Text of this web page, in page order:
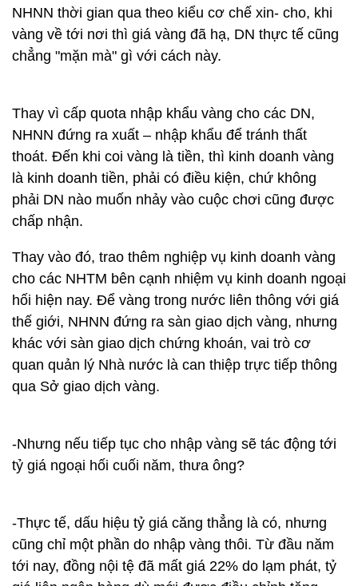
NHNN thời gian qua theo kiểu cơ chế xin- cho, khi
vàng về tới nơi thì giá vàng đã hạ, DN thực tế cũng
chẳng "mặn mà" gì với cách này.
Thay vì cấp quota nhập khẩu vàng cho các DN,
NHNN đứng ra xuất – nhập khẩu để tránh thất
thoát. Đến khi coi vàng là tiền, thì kinh doanh vàng
là kinh doanh tiền, phải có điều kiện, chứ không
phải DN nào muốn nhảy vào cuộc chơi cũng được
chấp nhận.
Thay vào đó, trao thêm nghiệp vụ kinh doanh vàng
cho các NHTM bên cạnh nhiệm vụ kinh doanh ngoại
hối hiện nay. Để vàng trong nước liên thông với giá
thế giới, NHNN đứng ra sàn giao dịch vàng, nhưng
khác với sàn giao dịch chứng khoán, vai trò cơ
quan quản lý Nhà nước là can thiệp trực tiếp thông
qua Sở giao dịch vàng.
-Nhưng nếu tiếp tục cho nhập vàng sẽ tác động tới
tỷ giá ngoại hối cuối năm, thưa ông?
-Thực tế, dấu hiệu tỷ giá căng thẳng là có, nhưng
cũng chỉ một phần do nhập vàng thôi. Từ đầu năm
tới nay, đồng nội tệ đã mất giá 22% do lạm phát, tỷ